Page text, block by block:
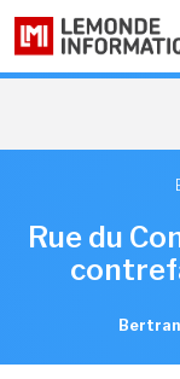
Rue du